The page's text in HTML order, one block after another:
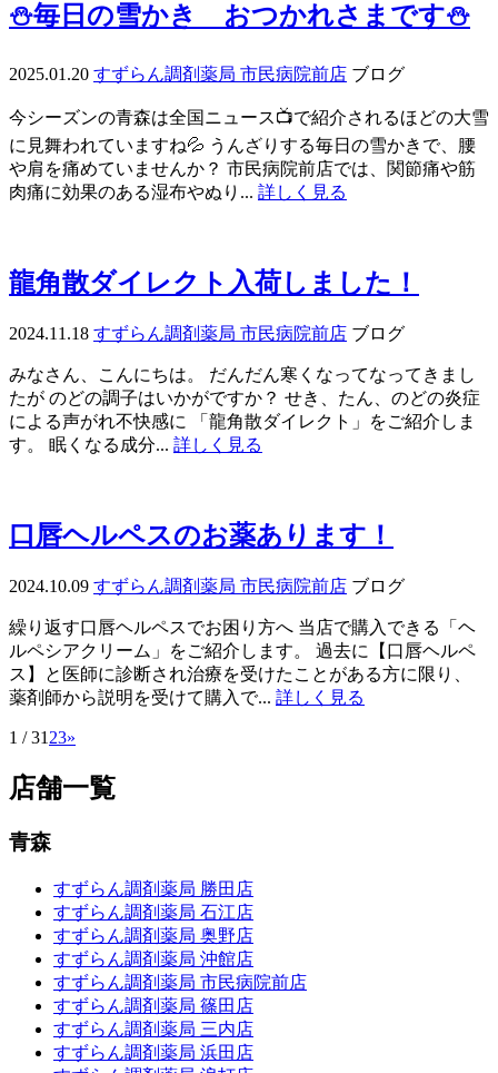
⛄毎日の雪かき おつかれさまです⛄
2025.01.20 すずらん調剤薬局 市民病院前店 ブログ
今シーズンの青森は全国ニュース📺で紹介されるほどの大雪
に見舞われていますね💦 うんざりする毎日の雪かきで、腰
や肩を痛めていませんか？ 市民病院前店では、関節痛や筋
肉痛に効果のある湿布やぬり... 詳しく見る
龍角散ダイレクト入荷しました！
2024.11.18 すずらん調剤薬局 市民病院前店 ブログ
みなさん、こんにちは。 だんだん寒くなってなってきまし
たが のどの調子はいかがですか？ せき、たん、のどの炎症
による声がれ不快感に 「龍角散ダイレクト」をご紹介しま
す。 眠くなる成分... 詳しく見る
口唇ヘルペスのお薬あります！
2024.10.09 すずらん調剤薬局 市民病院前店 ブログ
繰り返す口唇ヘルペスでお困り方へ 当店で購入できる「ヘ
ルペシアクリーム」をご紹介します。 過去に【口唇ヘルペ
ス】と医師に診断され治療を受けたことがある方に限り、
薬剤師から説明を受けて購入で... 詳しく見る
1 / 31 23»
店舗一覧
青森
すずらん調剤薬局 勝田店
すずらん調剤薬局 石江店
すずらん調剤薬局 奥野店
すずらん調剤薬局 沖館店
すずらん調剤薬局 市民病院前店
すずらん調剤薬局 篠田店
すずらん調剤薬局 三内店
すずらん調剤薬局 浜田店